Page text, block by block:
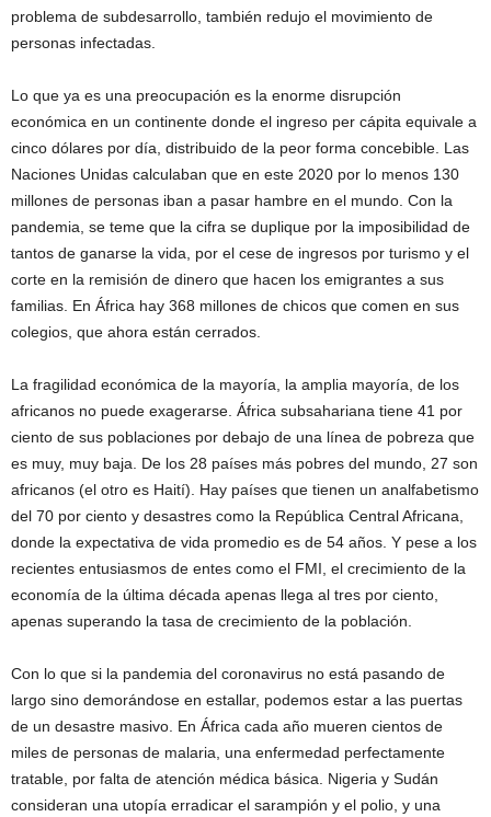
problema de subdesarrollo, también redujo el movimiento de
personas infectadas.
Lo que ya es una preocupación es la enorme disrupción
económica en un continente donde el ingreso per cápita equivale a
cinco dólares por día, distribuido de la peor forma concebible. Las
Naciones Unidas calculaban que en este 2020 por lo menos 130
millones de personas iban a pasar hambre en el mundo. Con la
pandemia, se teme que la cifra se duplique por la imposibilidad de
tantos de ganarse la vida, por el cese de ingresos por turismo y el
corte en la remisión de dinero que hacen los emigrantes a sus
familias. En África hay 368 millones de chicos que comen en sus
colegios, que ahora están cerrados.
La fragilidad económica de la mayoría, la amplia mayoría, de los
africanos no puede exagerarse. África subsahariana tiene 41 por
ciento de sus poblaciones por debajo de una línea de pobreza que
es muy, muy baja. De los 28 países más pobres del mundo, 27 son
africanos (el otro es Haití). Hay países que tienen un analfabetismo
del 70 por ciento y desastres como la República Central Africana,
donde la expectativa de vida promedio es de 54 años. Y pese a los
recientes entusiasmos de entes como el FMI, el crecimiento de la
economía de la última década apenas llega al tres por ciento,
apenas superando la tasa de crecimiento de la población.
Con lo que si la pandemia del coronavirus no está pasando de
largo sino demorándose en estallar, podemos estar a las puertas
de un desastre masivo. En África cada año mueren cientos de
miles de personas de malaria, una enfermedad perfectamente
tratable, por falta de atención médica básica. Nigeria y Sudán
consideran una utopía erradicar el sarampión y el polio, y una